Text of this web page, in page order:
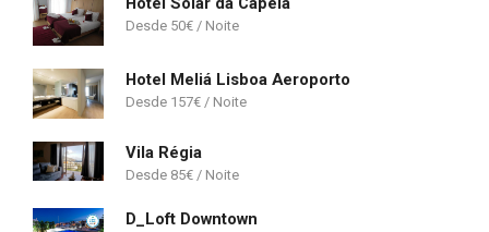
50€
Hotel Meliá Lisboa Aeroporto
157€
Vila Régia
85€
D_Loft Downtown